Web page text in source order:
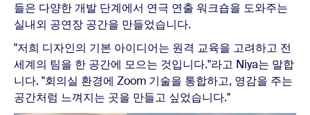
들은 다양한 개발 단계에서 연극 연출 워크숍을 도와주는
실내외 공연장 공간을 만들었습니다.
"저희 디자인의 기본 아이디어는 원격 교육을 고려하고 전
세계의 팀을 한 공간에 모으는 것입니다."라고 Niya는 말합
니다. "회의실 환경에 Zoom 기술을 통합하고, 영감을 주는
공간처럼 느껴지는 곳을 만들고 싶었습니다."